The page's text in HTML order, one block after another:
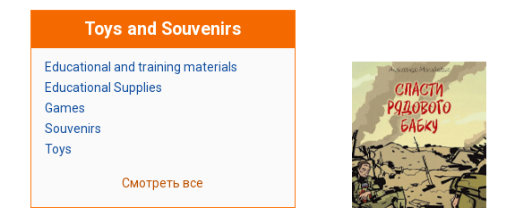
Toys and Souvenirs
Educational and training materials
Educational Supplies
Games
Souvenirs
Toys
Смотреть все